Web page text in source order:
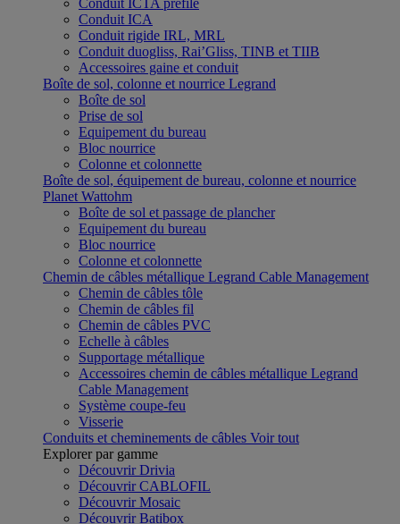
Conduit ICTA préfilé
Conduit ICA
Conduit rigide IRL, MRL
Conduit duogliss, Rai’Gliss, TINB et TIIB
Accessoires gaine et conduit
Boîte de sol, colonne et nourrice Legrand
Boîte de sol
Prise de sol
Equipement du bureau
Bloc nourrice
Colonne et colonnette
Boîte de sol, équipement de bureau, colonne et nourrice
Planet Wattohm
Boîte de sol et passage de plancher
Equipement du bureau
Bloc nourrice
Colonne et colonnette
Chemin de câbles métallique Legrand Cable Management
Chemin de câbles tôle
Chemin de câbles fil
Chemin de câbles PVC
Echelle à câbles
Supportage métallique
Accessoires chemin de câbles métallique Legrand
Cable Management
Système coupe-feu
Visserie
Conduits et cheminements de câbles Voir tout
Explorer par gamme
Découvrir Drivia
Découvrir CABLOFIL
Découvrir Mosaic
Découvrir Batibox